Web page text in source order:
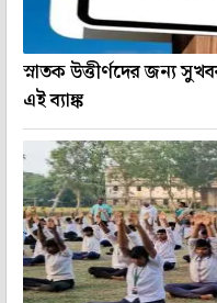
স্নাতক উত্তীর্ণদের জন্য
এই ব্যাঙ্ক